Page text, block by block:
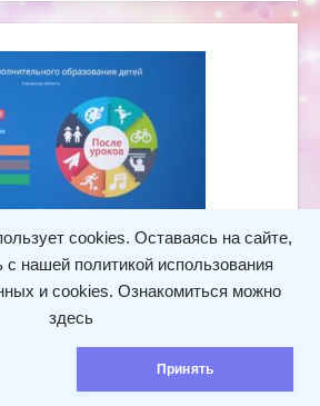
cookies. Оставаясь на сайте,
с нашей политикой использования
и cookies. Ознакомиться можно
здесь
Принять
«Детский сад «Сказка»» ГБОУ
муниципального района Волжский
области © 2024